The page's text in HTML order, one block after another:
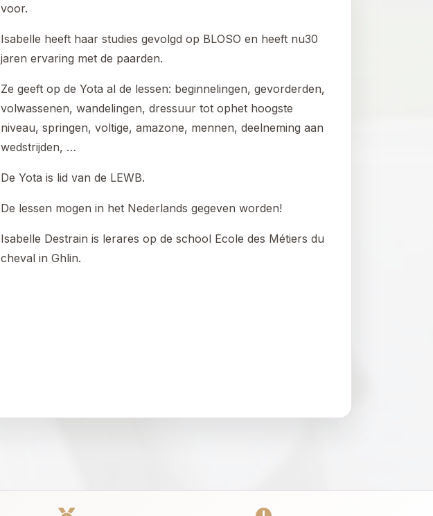
voor.
Isabelle heeft haar studies gevolgd op BLOSO en heeft nu30
jaren ervaring met de paarden.
Ze geeft op de Yota al de lessen: beginnelingen, gevorderden,
volwassenen, wandelingen, dressuur tot ophet hoogste
niveau, springen, voltige, amazone, mennen, deelneming aan
wedstrijden, …
De Yota is lid van de LEWB.
De lessen mogen in het Nederlands gegeven worden!
Isabelle Destrain is lerares op de school Ecole des Métiers du
cheval in Ghlin.